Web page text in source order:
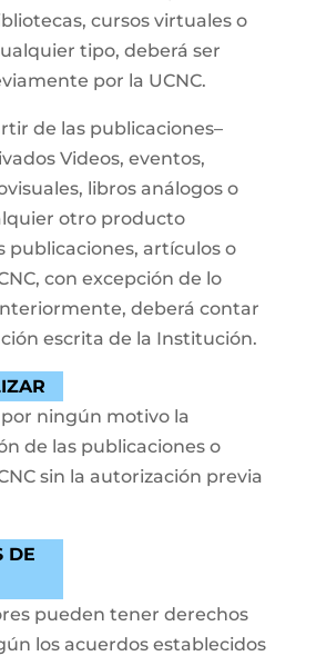
cursos virtuales o
tipo, deberá ser
por la UCNC.
de las publicaciones–
Videos, eventos,
libros análogos o
otro producto
publicaciones, artículos o
con excepción de lo
deberá contar
escrita de la Institución.
ningún motivo la
de las publicaciones o
sin la autorización previa
DE
pueden tener derechos
los acuerdos establecidos